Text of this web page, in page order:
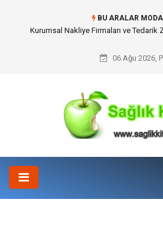
BU ARALAR MODA
Dalaman Kalkan Transfer: Kişiselleştirilmiş
06 Ağu 2026,